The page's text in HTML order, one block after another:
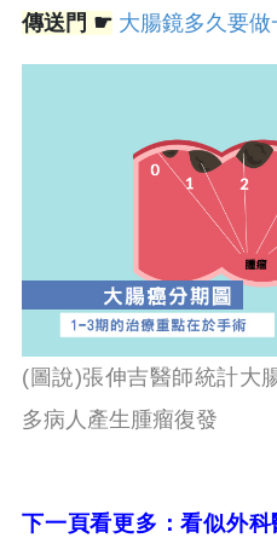
傳送門 ☛ 大腸鏡多久要
(圖說)張伸吉醫師統計大
多病人產生腫瘤復發
下一頁看更多：看似外